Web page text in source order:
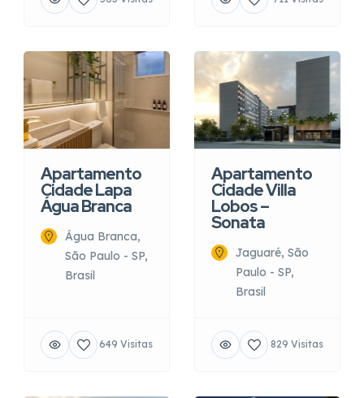
Apartamento
Cidade Lapa
Água Branca
Água Branca,
São Paulo - SP,
Brasil
649 Visitas
Apartamento
Cidade Villa
Lobos –
Sonata
Jaguaré, São
Paulo - SP,
Brasil
829 Visitas